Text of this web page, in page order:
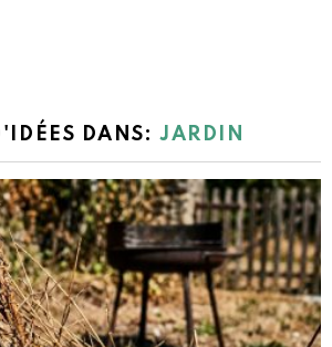
DANS:JARDIN